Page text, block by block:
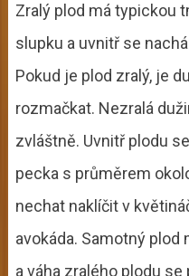
Zralý plod má typickou
slupku a uvnitř se
Pokud je plod zralý, je
rozmačkat. Nezralá
zvláštně. Uvnitř plodu
pecka s průměrem
nechat naklíčit v
avokáda. Samotný plod
a váha zralého plodu se